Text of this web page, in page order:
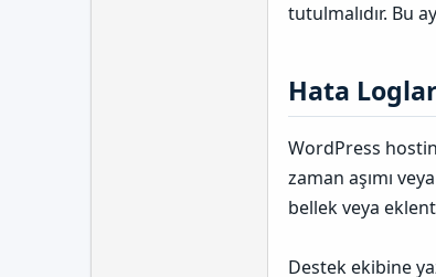
tutulmalıdır. Bu
Hata
WordPress
zaman aşımı
bellek veya
Destek ekibine